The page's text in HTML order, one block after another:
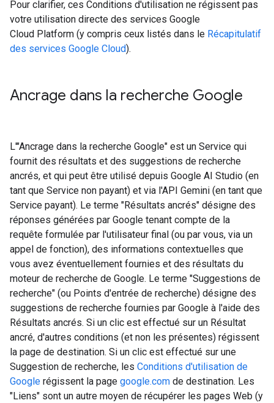
Pour clarifier, ces Conditions d'utilisation ne régissent pas
votre utilisation directe des services Google
Cloud Platform (y compris ceux listés dans le Récapitulatif
des services Google Cloud).
Ancrage dans la recherche Google​​
L'"Ancrage dans la recherche Google" est un Service qui
fournit des résultats et des suggestions de recherche
ancrés, et qui peut être utilisé depuis Google AI Studio (en
tant que Service non payant) et via l'API Gemini (en tant que
Service payant). Le terme "Résultats ancrés" désigne des
réponses générées par Google tenant compte de la
requête formulée par l'utilisateur final (ou par vous, via un
appel de fonction), des informations contextuelles que
vous avez éventuellement fournies et des résultats du
moteur de recherche de Google. Le terme "Suggestions de
recherche" (ou Points d'entrée de recherche) désigne des
suggestions de recherche fournies par Google à l'aide des
Résultats ancrés. Si un clic est effectué sur un Résultat
ancré, d'autres conditions (et non les présentes) régissent
la page de destination. Si un clic est effectué sur une
Suggestion de recherche, les Conditions d'utilisation de
Google régissent la page google.com de destination. Les
"Liens" sont un autre moyen de récupérer les pages Web (y